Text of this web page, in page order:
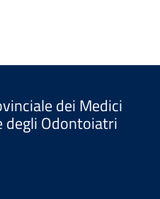
dei Medici
degli Odontoiatri